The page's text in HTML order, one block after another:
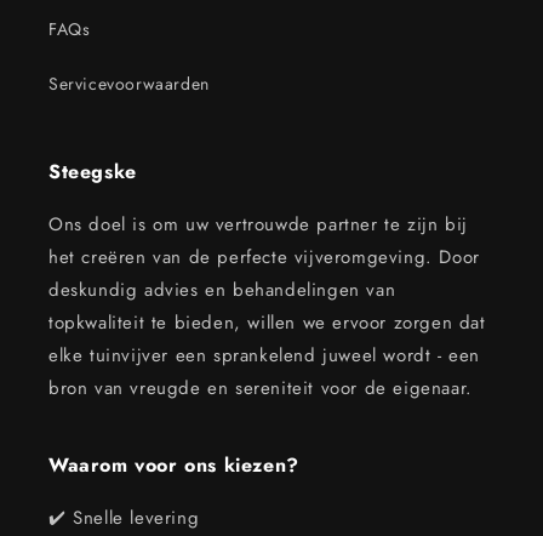
FAQs
Servicevoorwaarden
Steegske
Ons doel is om uw vertrouwde partner te zijn bij
het creëren van de perfecte vijveromgeving. Door
deskundig advies en behandelingen van
topkwaliteit te bieden, willen we ervoor zorgen dat
elke tuinvijver een sprankelend juweel wordt - een
bron van vreugde en sereniteit voor de eigenaar.
Waarom voor ons kiezen?
✔️ Snelle levering